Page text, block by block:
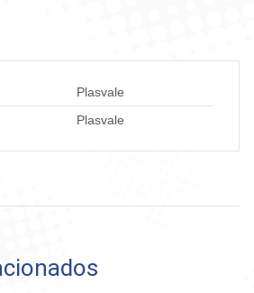
Plasvale
Plasvale